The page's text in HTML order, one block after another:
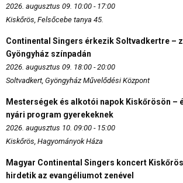
2026. augusztus 09. 10:00 - 17:00
Kiskőrös, Felsőcebe tanya 45.
Continental Singers érkezik Soltvadkertre –
Gyöngyház színpadán
2026. augusztus 09. 18:00 - 20:00
Soltvadkert, Gyöngyház Művelődési Központ
Mesterségek és alkotói napok Kiskőrösön –
nyári program gyerekeknek
2026. augusztus 10. 09:00 - 15:00
Kiskőrös, Hagyományok Háza
Magyar Continental Singers koncert
hirdetik az evangéliumot zenével